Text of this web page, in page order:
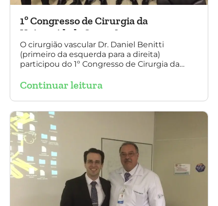
1º Congresso de Cirurgia da
Universidade Santo Amaro
O cirurgião vascular Dr. Daniel Benitti
(primeiro da esquerda para a direita)
participou do 1º Congresso de Cirurgia da
de cirurgia endovascular. O evento também
Amato e do Dr. Adnam Neser.
Continuar leitura